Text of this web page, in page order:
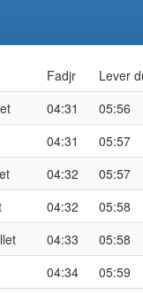
Fadjr Lever
04:31 05:56
04:31 05:57
04:32 05:57
04:32 05:58
04:33 05:58
04:34 05:59